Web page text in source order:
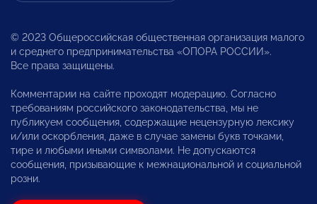
© 2023 Общероссийская общественная организация малого
и среднего предпринимательства «ОПОРА РОССИИ».
Все права защищены.
Комментарии на сайте проходят модерацию. Согласно
требованиям российского законодательства, мы не
публикуем сообщения, содержащие нецензурную лексику
и/или оскорбления, даже в случае замены букв точками,
тире и любыми иными символами. Не допускаются
сообщения, призывающие к межнациональной и социальной
розни.